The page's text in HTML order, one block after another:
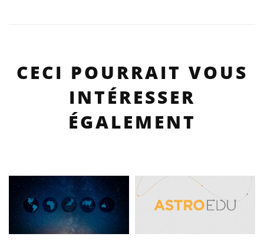
CECI POURRAIT VOUS
INTÉRESSER
ÉGALEMENT